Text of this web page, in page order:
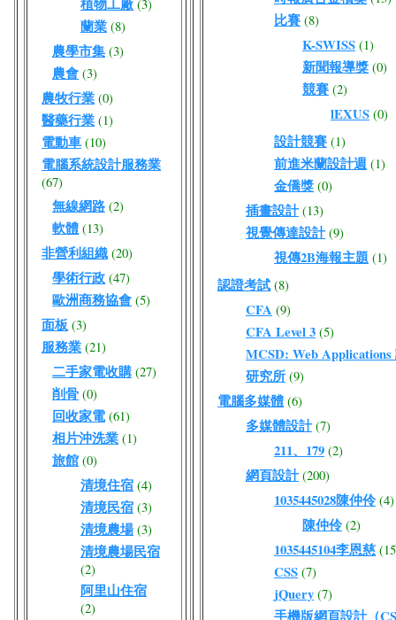
(3)
蘭業 (8)
農學市集 (3)
農會 (3)
農牧行業 (0)
醫藥行業 (1)
電動車 (10)
電腦系統設計服務業
(67)
無線網路 (2)
軟體 (13)
非營利組織 (20)
學術行政 (47)
歐洲商務協會 (5)
面板 (3)
服務業 (21)
二手家電收購 (27)
削骨 (0)
回收家電 (61)
相片沖洗業 (1)
旅館 (0)
清境住宿 (4)
清境民宿 (3)
清境農場 (3)
清境農場民宿
(2)
阿里山住宿
(2)
比賽 (8)
K-SWISS (1)
新聞報導獎 (0)
競賽 (2)
lEXUS (0)
設計競賽 (1)
前進米蘭設計週 (1)
金僑獎 (0)
插畫設計 (13)
視覺傳達設計 (9)
視傳2B海報主題 (1)
認證考試 (8)
CFA (9)
CFA Level 3 (5)
MCSD: Web Applications
研究所 (9)
電腦多媒體 (6)
多媒體設計 (7)
211、179 (2)
網頁設計 (200)
1035445028陳仲伶 (4)
陳仲伶 (2)
1035445104李恩慈
CSS (7)
jQuery (7)
手機版網頁設計（